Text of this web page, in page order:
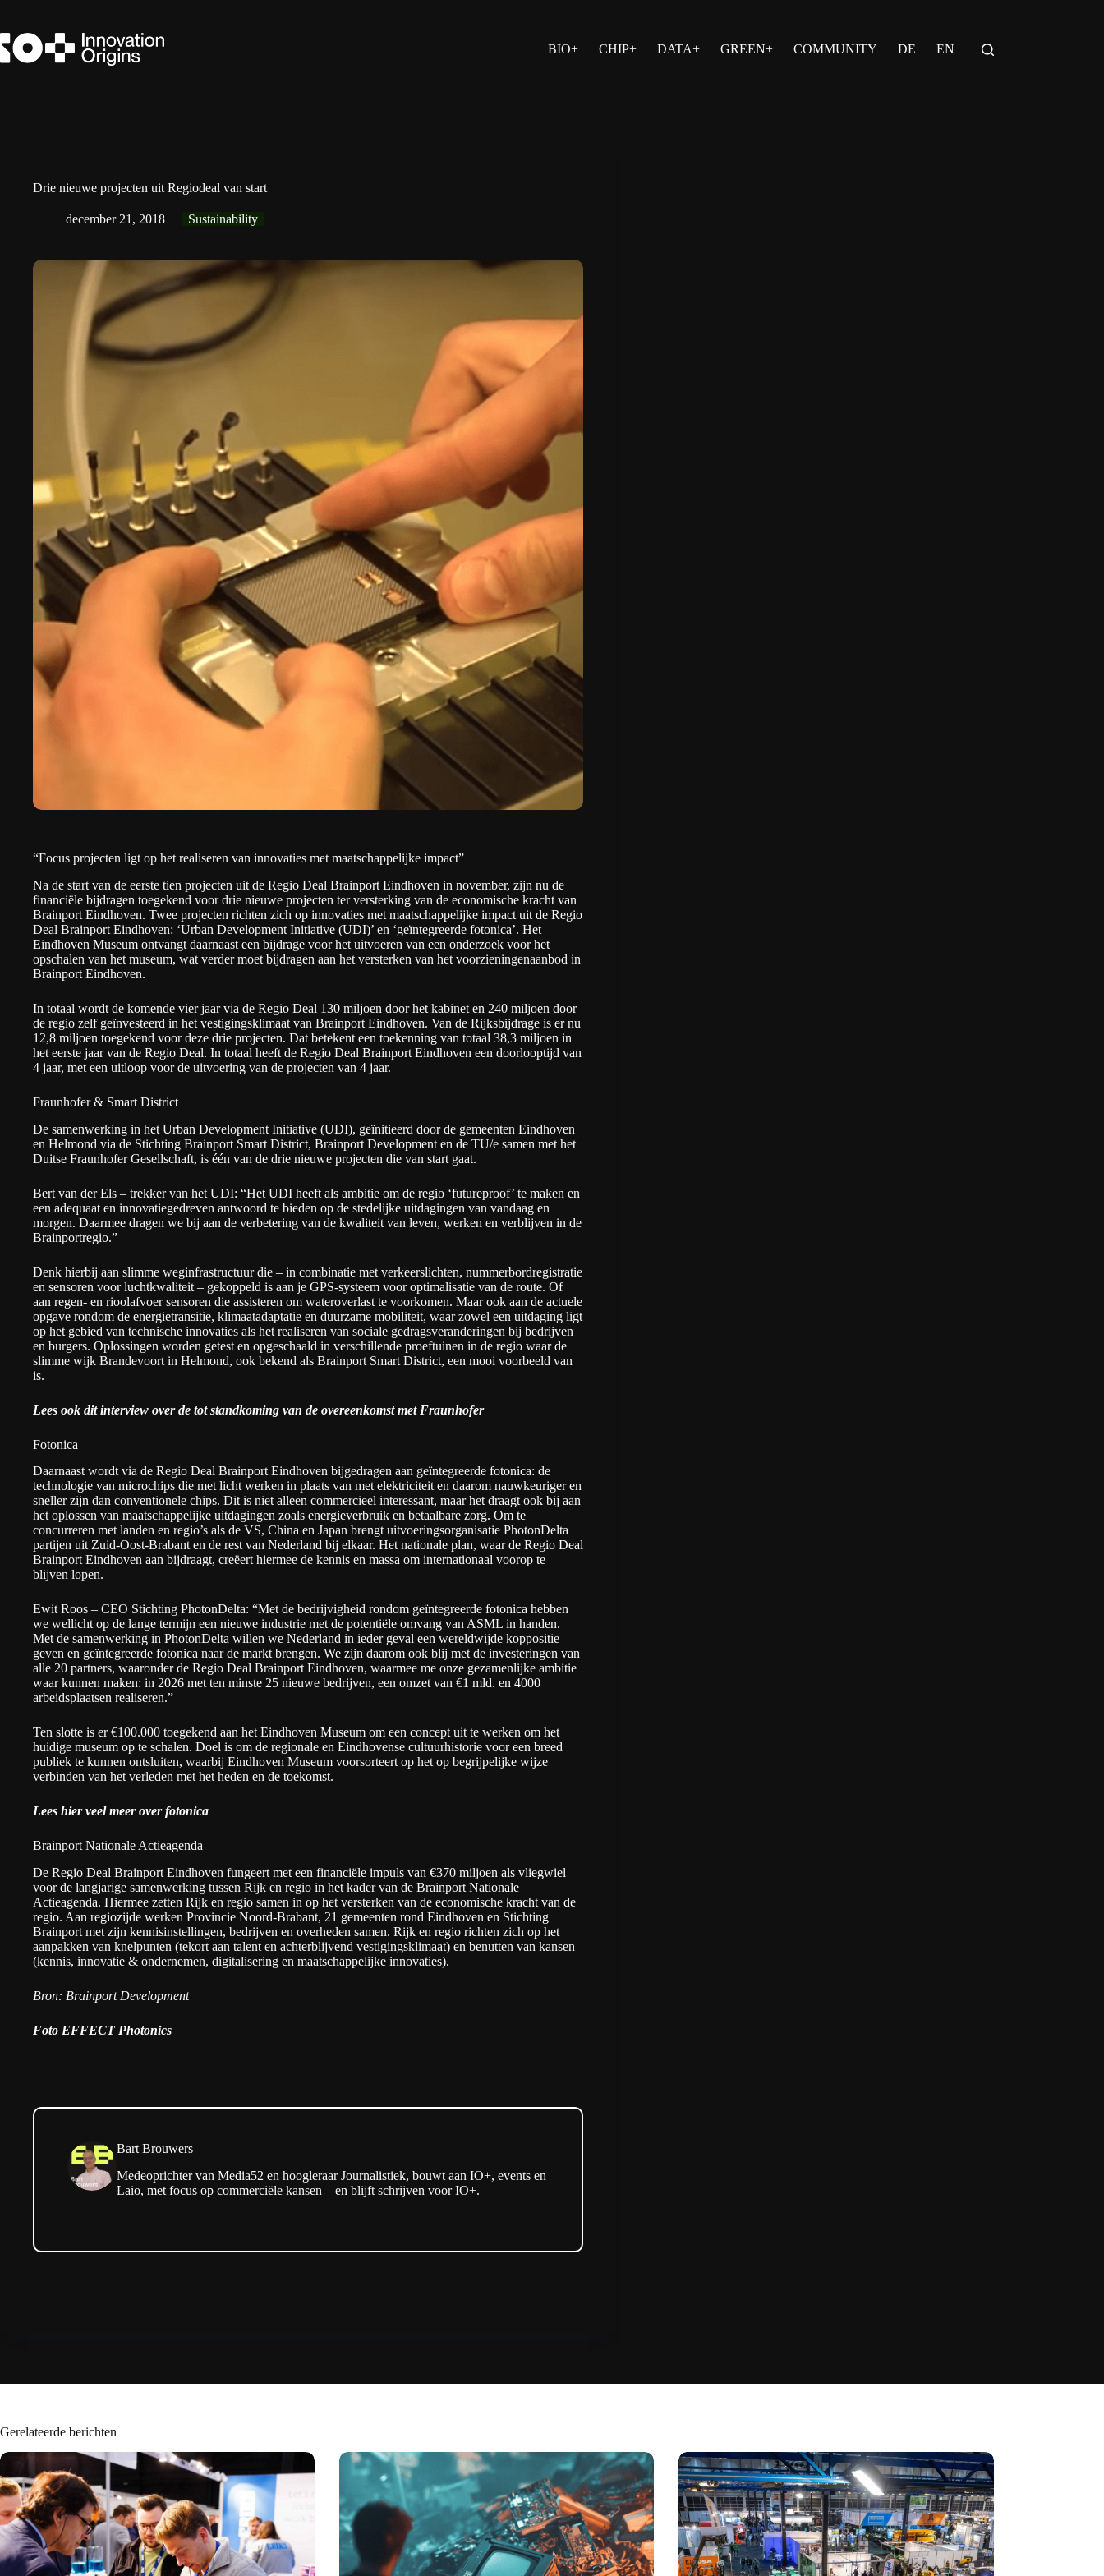
de
inhoud
BIO+ CHIP+ DATA+ GREEN+ COMMUNITY DE EN
Drie nieuwe projecten uit Regiodeal van start
december 21, 2018 Sustainability
“Focus projecten ligt op het realiseren van innovaties met maatschappelijke impact”
Na de start van de eerste tien projecten uit de Regio Deal Brainport Eindhoven in november, zijn nu de
financiële bijdragen toegekend voor drie nieuwe projecten ter versterking van de economische kracht van
Brainport Eindhoven. Twee projecten richten zich op innovaties met maatschappelijke impact uit de Regio
Deal Brainport Eindhoven: ‘Urban Development Initiative (UDI)’ en ‘geïntegreerde fotonica’. Het
Eindhoven Museum ontvangt daarnaast een bijdrage voor het uitvoeren van een onderzoek voor het
opschalen van het museum, wat verder moet bijdragen aan het versterken van het voorzieningenaanbod in
Brainport Eindhoven.
In totaal wordt de komende vier jaar via de Regio Deal 130 miljoen door het kabinet en 240 miljoen door
de regio zelf geïnvesteerd in het vestigingsklimaat van Brainport Eindhoven. Van de Rijksbijdrage is er nu
12,8 miljoen toegekend voor deze drie projecten. Dat betekent een toekenning van totaal 38,3 miljoen in
het eerste jaar van de Regio Deal. In totaal heeft de Regio Deal Brainport Eindhoven een doorlooptijd van
4 jaar, met een uitloop voor de uitvoering van de projecten van 4 jaar.
Fraunhofer & Smart District
De samenwerking in het Urban Development Initiative (UDI), geïnitieerd door de gemeenten Eindhoven
en Helmond via de Stichting Brainport Smart District, Brainport Development en de TU/e samen met het
Duitse Fraunhofer Gesellschaft, is één van de drie nieuwe projecten die van start gaat.
Bert van der Els – trekker van het UDI: “Het UDI heeft als ambitie om de regio ‘futureproof’ te maken en
een adequaat en innovatiegedreven antwoord te bieden op de stedelijke uitdagingen van vandaag en
morgen. Daarmee dragen we bij aan de verbetering van de kwaliteit van leven, werken en verblijven in de
Brainportregio.”
Denk hierbij aan slimme weginfrastructuur die – in combinatie met verkeerslichten, nummerbordregistratie
en sensoren voor luchtkwaliteit – gekoppeld is aan je GPS-systeem voor optimalisatie van de route. Of
aan regen- en rioolafvoer sensoren die assisteren om wateroverlast te voorkomen. Maar ook aan de actuele
opgave rondom de energietransitie, klimaatadaptatie en duurzame mobiliteit, waar zowel een uitdaging ligt
op het gebied van technische innovaties als het realiseren van sociale gedragsveranderingen bij bedrijven
en burgers. Oplossingen worden getest en opgeschaald in verschillende proeftuinen in de regio waar de
slimme wijk Brandevoort in Helmond, ook bekend als Brainport Smart District, een mooi voorbeeld van
is.
Lees ook dit interview over de tot standkoming van de overeenkomst met Fraunhofer
Fotonica
Daarnaast wordt via de Regio Deal Brainport Eindhoven bijgedragen aan geïntegreerde fotonica: de
technologie van microchips die met licht werken in plaats van met elektriciteit en daarom nauwkeuriger en
sneller zijn dan conventionele chips. Dit is niet alleen commercieel interessant, maar het draagt ook bij aan
het oplossen van maatschappelijke uitdagingen zoals energieverbruik en betaalbare zorg. Om te
concurreren met landen en regio’s als de VS, China en Japan brengt uitvoeringsorganisatie PhotonDelta
partijen uit Zuid-Oost-Brabant en de rest van Nederland bij elkaar. Het nationale plan, waar de Regio Deal
Brainport Eindhoven aan bijdraagt, creëert hiermee de kennis en massa om internationaal voorop te
blijven lopen.
Ewit Roos – CEO Stichting PhotonDelta: “Met de bedrijvigheid rondom geïntegreerde fotonica hebben
we wellicht op de lange termijn een nieuwe industrie met de potentiële omvang van ASML in handen.
Met de samenwerking in PhotonDelta willen we Nederland in ieder geval een wereldwijde koppositie
geven en geïntegreerde fotonica naar de markt brengen. We zijn daarom ook blij met de investeringen van
alle 20 partners, waaronder de Regio Deal Brainport Eindhoven, waarmee me onze gezamenlijke ambitie
waar kunnen maken: in 2026 met ten minste 25 nieuwe bedrijven, een omzet van €1 mld. en 4000
arbeidsplaatsen realiseren.”
Ten slotte is er €100.000 toegekend aan het Eindhoven Museum om een concept uit te werken om het
huidige museum op te schalen. Doel is om de regionale en Eindhovense cultuurhistorie voor een breed
publiek te kunnen ontsluiten, waarbij Eindhoven Museum voorsorteert op het op begrijpelijke wijze
verbinden van het verleden met het heden en de toekomst.
Lees hier veel meer over fotonica
Brainport Nationale Actieagenda
De Regio Deal Brainport Eindhoven fungeert met een financiële impuls van €370 miljoen als vliegwiel
voor de langjarige samenwerking tussen Rijk en regio in het kader van de Brainport Nationale
Actieagenda. Hiermee zetten Rijk en regio samen in op het versterken van de economische kracht van de
regio. Aan regiozijde werken Provincie Noord-Brabant, 21 gemeenten rond Eindhoven en Stichting
Brainport met zijn kennisinstellingen, bedrijven en overheden samen. Rijk en regio richten zich op het
aanpakken van knelpunten (tekort aan talent en achterblijvend vestigingsklimaat) en benutten van kansen
(kennis, innovatie & ondernemen, digitalisering en maatschappelijke innovaties).
Bron: Brainport Development
Foto EFFECT Photonics
Bart Brouwers
Medeoprichter van Media52 en hoogleraar Journalistiek, bouwt aan IO+, events en
Laio, met focus op commerciële kansen—en blijft schrijven voor IO+.
Gerelateerde berichten